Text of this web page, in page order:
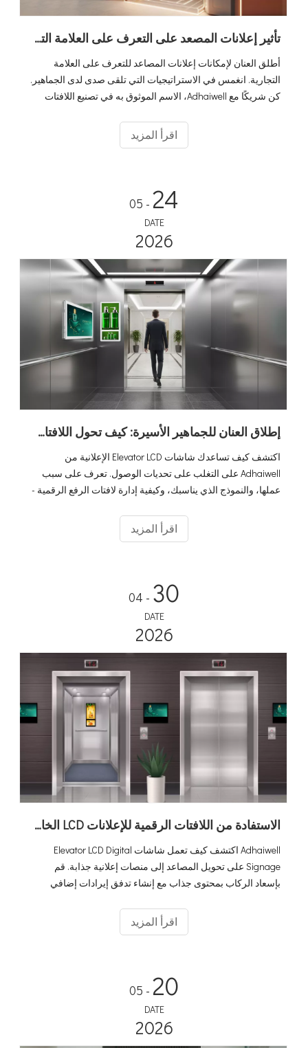
تأثير إعلانات المصعد على التعرف على العلامة التجارية
أطلق العنان لإمكانات إعلانات المصاعد للتعرف على العلامة
التجارية. انغمس في الاستراتيجيات التي تلقى صدى لدى الجماهير.
كن شريكًا مع Adhaiwell، الاسم الموثوق به في تصنيع اللافتات
اقرأ المزيد
24
- 05
DATE
2026
إطلاق العنان للجماهير الأسيرة: كيف تحول اللافتات الرقمية لمصعد Adhaiwell المصاعد إلى آلات للإيرادات
اكتشف كيف تساعدك شاشات Elevator LCD الإعلانية من
Adhaiwell على التغلب على تحديات الوصول. تعرف على سبب
عملها، والنموذج الذي يناسبك، وكيفية إدارة لافتات الرفع الرقمية -
اقرأ المزيد
30
- 04
DATE
2026
الاستفادة من اللافتات الرقمية للإعلانات LCD الخاصة بالمصعد لزيادة توليد الإيرادات لديك
Adhaiwell اكتشف كيف تعمل شاشات Elevator LCD Digital
Signage على تحويل المصاعد إلى منصات إعلانية جذابة. قم
بإسعاد الركاب بمحتوى جذاب مع إنشاء تدفق إيرادات إضافي
استراتيجيات التسويق الخاصة بك إلى آفاق جديدة!
اقرأ المزيد
20
- 05
DATE
2026